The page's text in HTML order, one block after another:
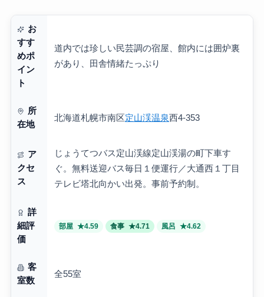
お
すす
めポ
イン
ト
道内では珍しい民芸調の宿屋、館内には囲炉裏
があり、田舎情緒たっぷり
所
在地
北海道札幌市南区定山渓温泉西4-353
ア
クセ
ス
じょうてつバス定山渓線定山渓湯の町下車す
ぐ。無料送迎バス毎日１便運行／大通西１丁目
テレビ塔北向かい出発。事前予約制。
詳
細評
価
部屋 ★4.59 食事 ★4.71 風呂 ★4.62
客
室数
全55室